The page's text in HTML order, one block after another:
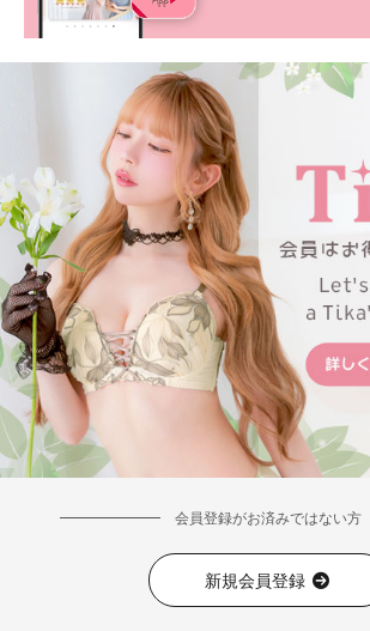
会員登録がお済みではない方
新規会員登録